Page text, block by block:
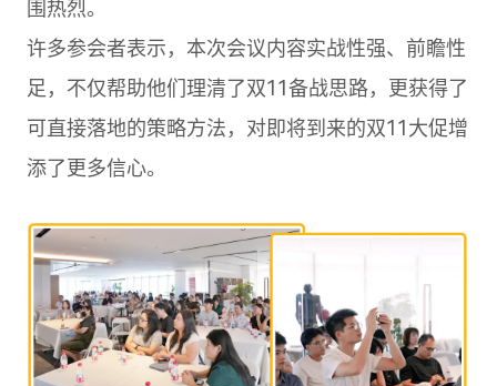
围热烈。
许多参会者表示，本次会议内容实战性强、前瞻性
足，不仅帮助他们理清了双11备战思路，更获得了
可直接落地的策略方法，对即将到来的双11大促增
添了更多信心。